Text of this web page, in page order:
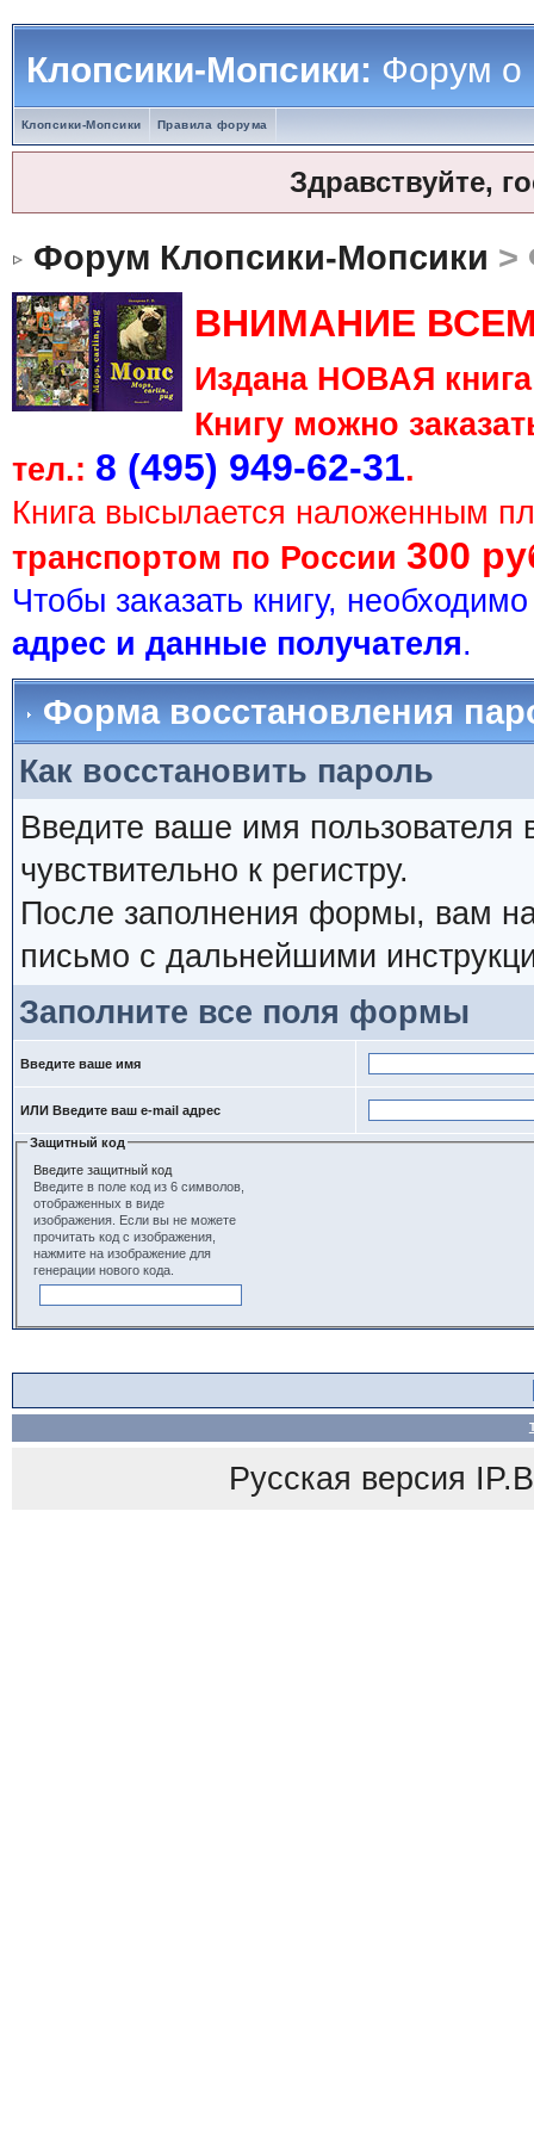
Клопсики-Мопсики:Форум о
Клопсики-Мопсики Правила форума
Здравствуйте,
Форум Клопсики-Мопсики >
ВНИМАНИЕ
Издана НОВАЯ
Книгу можно
тел.: 8 (495) 949-62-31.
Книга высылается наложенным
транспортом по России 300
Чтобы заказать книгу,
адрес и данные получателя.
Форма восстановления
Как восстановить пароль
Введите ваше имя
чувствительно к регистру.
После заполнения формы, вам на
письмо с дальнейшими
Заполните все поля формы
Введите ваше имя
ИЛИ Введите ваш e-mail адрес
Защитный код
Введите защитный код
Введите в поле код из 6 символов,
отображенных в виде
изображения. Если вы не можете
прочитать код с изображения,
нажмите на изображение для
генерации нового кода.
Русская версия